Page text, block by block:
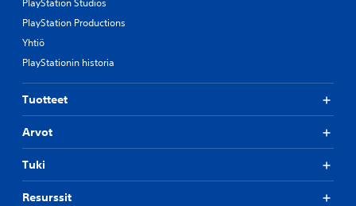
PlayStation Studios
PlayStation Productions
Yhtiö
PlayStationin historia
Tuotteet
Arvot
Tuki
Resurssit